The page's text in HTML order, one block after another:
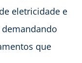
eletricidade e
que